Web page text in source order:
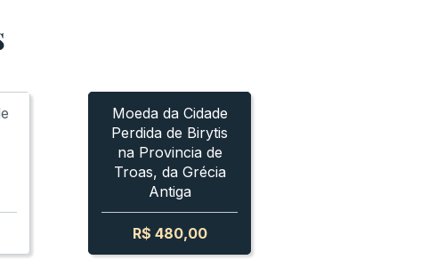
Moeda da Cidade
Perdida de Birytis
na Provincia de
Troas, da Grécia
Antiga
R$ 480,00